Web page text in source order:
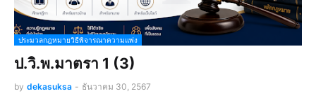
ประมวลกฎหมายวิธีพิจารณาความแพ่ง
ป.วิ.พ.มาตรา 1 (3)
by dekasuksa - ธันวาคม 30, 2567